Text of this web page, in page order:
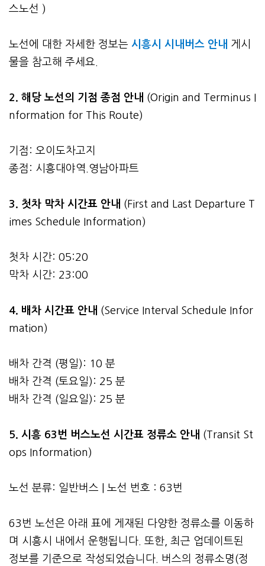
스노선 )
노선에 대한 자세한 정보는 시흥시 시내버스 안내 게시
물을 참고해 주세요.
2. 해당 노선의 기점 종점 안내 (Origin and Terminus I
nformation for This Route)
기점: 오이도차고지
종점: 시흥대야역.영남아파트
3. 첫차 막차 시간표 안내 (First and Last Departure T
imes Schedule Information)
첫차 시간: 05:20
막차 시간: 23:00
4. 배차 시간표 안내 (Service Interval Schedule Infor
mation)
배차 간격 (평일): 10 분
배차 간격 (토요일): 25 분
배차 간격 (일요일): 25 분
5. 시흥 63번 버스노선 시간표 정류소 안내 (Transit St
ops Information)
노선 분류: 일반버스 | 노선 번호 : 63번
63번 노선은 아래 표에 게재된 다양한 정류소를 이동하
며 시흥시 내에서 운행됩니다. 또한, 최근 업데이트된
정보를 기준으로 작성되었습니다. 버스의 정류소명(정